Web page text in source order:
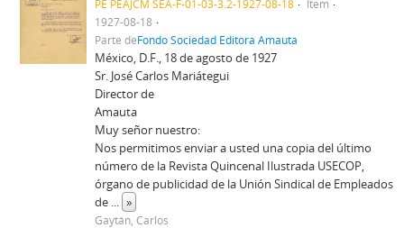
PE PEAJCM SEA-F-01-03-3.2-1927-08-18
Item
1927-08-18
Parte deFondo Sociedad Editora Amauta
México, D.F., 18 de agosto de 1927
Sr. José Carlos Mariátegui
Director de
Amauta
Muy señor nuestro:
Nos permitimos enviar a usted una copia del último
número de la Revista Quincenal Ilustrada USECOP,
órgano de publicidad de la Unión Sindical de Empleados
de ... »
Gaytán, Carlos